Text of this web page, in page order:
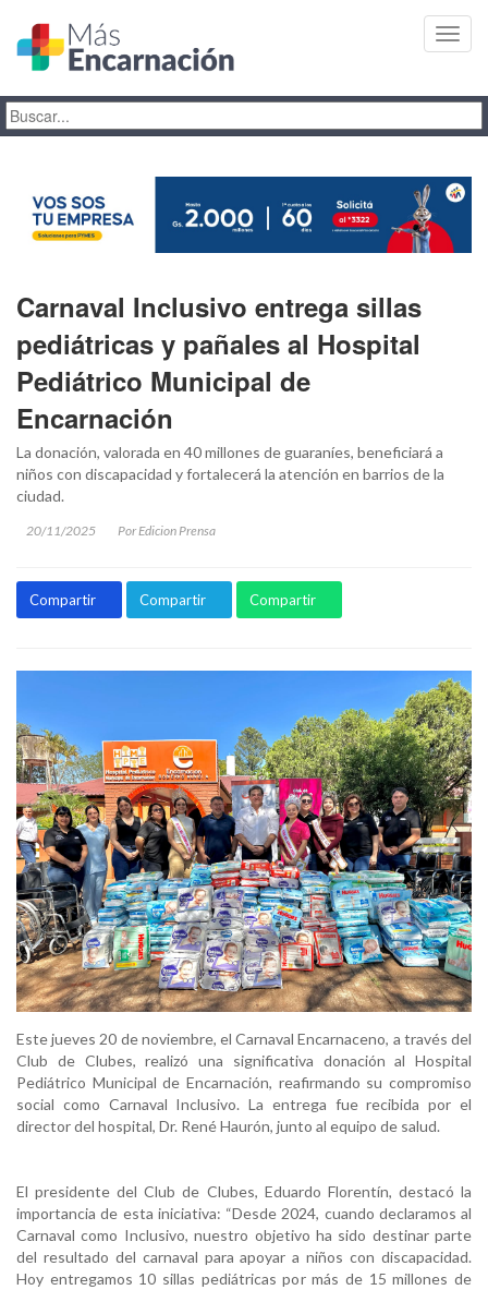
Carnaval Inclusivo entrega sillas
pediátricas y pañales al Hospital
Pediátrico Municipal de
Encarnación
La donación, valorada en 40 millones de guaraníes, beneficiará a
niños con discapacidad y fortalecerá la atención en barrios de la
ciudad.
20/11/2025 Por Edicion Prensa
Compartir Compartir Compartir
Este jueves 20 de noviembre, el Carnaval Encarnaceno, a través del
Club de Clubes, realizó una significativa donación al Hospital
Pediátrico Municipal de Encarnación, reafirmando su compromiso
social como Carnaval Inclusivo. La entrega fue recibida por el
director del hospital, Dr. René Haurón, junto al equipo de salud.
El presidente del Club de Clubes, Eduardo Florentín, destacó la
importancia de esta iniciativa: “Desde 2024, cuando declaramos al
Carnaval como Inclusivo, nuestro objetivo ha sido destinar parte
del resultado del carnaval para apoyar a niños con discapacidad.
Hoy entregamos 10 sillas pediátricas por más de 15 millones de